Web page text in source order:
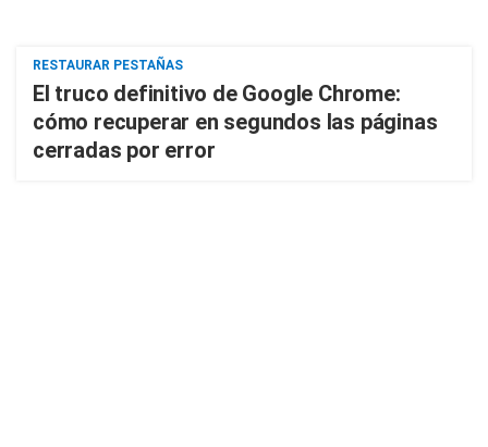
RESTAURAR PESTAÑAS
El truco definitivo de Google Chrome:
cómo recuperar en segundos las páginas
cerradas por error